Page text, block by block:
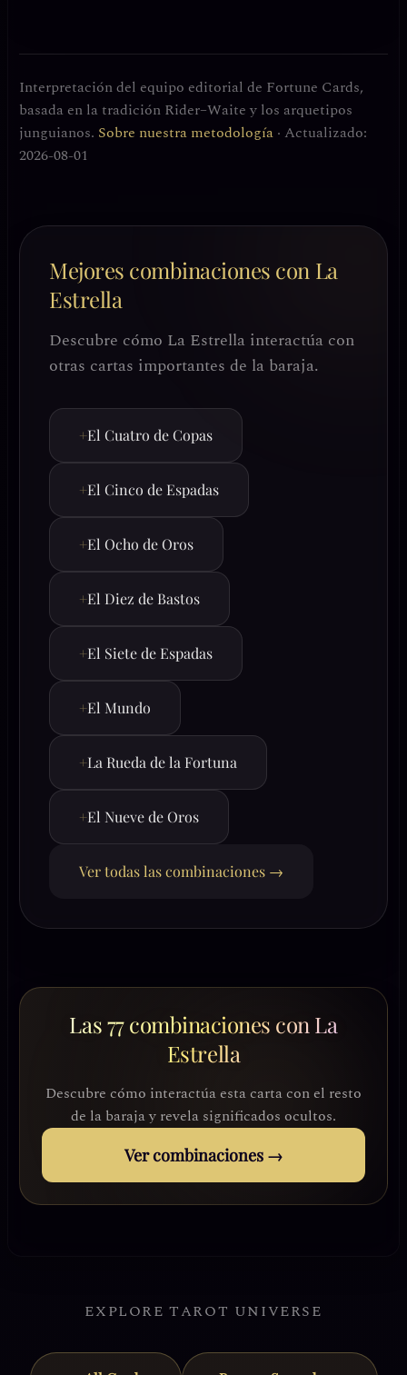
Interpretación del equipo editorial de Fortune Cards,
basada en la tradición Rider–Waite y los arquetipos
junguianos. Sobre nuestra metodología · Actualizado:
2026-08-01
Mejores combinaciones con La
Estrella
Descubre cómo La Estrella interactúa con
otras cartas importantes de la baraja.
+El Cuatro de Copas
+El Cinco de Espadas
+El Ocho de Oros
+El Diez de Bastos
+El Siete de Espadas
+El Mundo
+La Rueda de la Fortuna
+El Nueve de Oros
Ver todas las combinaciones →
Las 77 combinaciones con La
Estrella
Descubre cómo interactúa esta carta con el resto
de la baraja y revela significados ocultos.
Ver combinaciones →
EXPLORE TAROT UNIVERSE